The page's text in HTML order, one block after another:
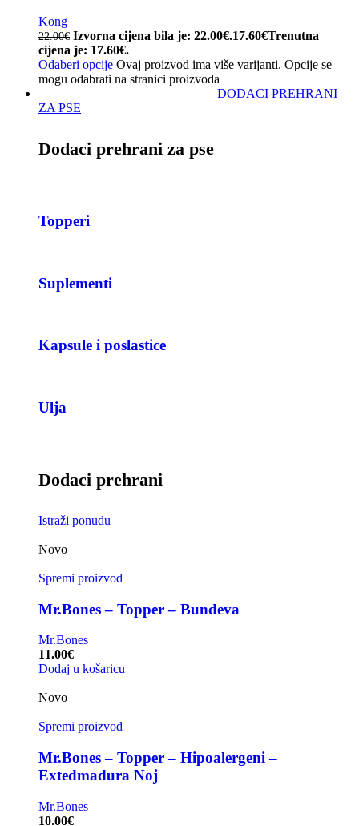
Kong
22.00€ Izvorna cijena bila je: 22.00€.17.60€Trenutna
cijena je: 17.60€.
Odaberi opcije Ovaj proizvod ima više varijanti. Opcije se
mogu odabrati na stranici proizvoda
DODACI PREHRANI
ZA PSE
Dodaci prehrani za pse
Topperi
Suplementi
Kapsule i poslastice
Ulja
Dodaci prehrani
Istraži ponudu
Novo
Spremi proizvod
Mr.Bones – Topper – Bundeva
Mr.Bones
11.00€
Dodaj u košaricu
Novo
Spremi proizvod
Mr.Bones – Topper – Hipoalergeni –
Extedmadura Noj
Mr.Bones
10.00€